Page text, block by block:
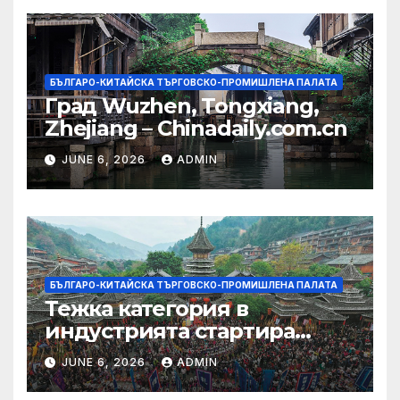
БЪЛГАРО-КИТАЙСКА ТЪРГОВСКО-ПРОМИШЛЕНА ПАЛАТА
Град Wuzhen, Tongxiang,
Zhejiang – Chinadaily.com.cn
JUNE 6, 2026 ADMIN
БЪЛГАРО-КИТАЙСКА ТЪРГОВСКО-ПРОМИШЛЕНА ПАЛАТА
Тежка категория в
индустрията стартира
алианс за космическа
слънчева енергия
JUNE 6, 2026 ADMIN